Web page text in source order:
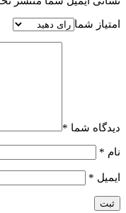
امتیاز شما
دیدگاه شما *
نام *
ایمیل *